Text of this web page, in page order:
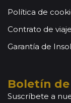
Política de
Contrato de
Garantía de
Boletín
Suscríbete a